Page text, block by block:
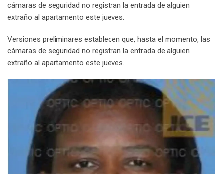
cámaras de seguridad no registran la entrada de alguien
extraño al apartamento este jueves.
Versiones preliminares establecen que, hasta el momento, las
cámaras de seguridad no registran la entrada de alguien
extraño al apartamento este jueves.